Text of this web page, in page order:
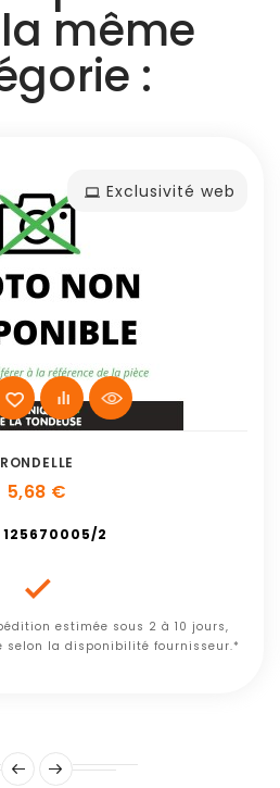
même
:
Exclusivité web
RONDELLE
5,68 €
125670005/2

estimée sous 2 à 10 jours,
selon la disponibilité fournisseur.*